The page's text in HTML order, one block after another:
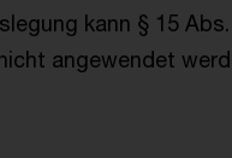
kann § 15
angewendet